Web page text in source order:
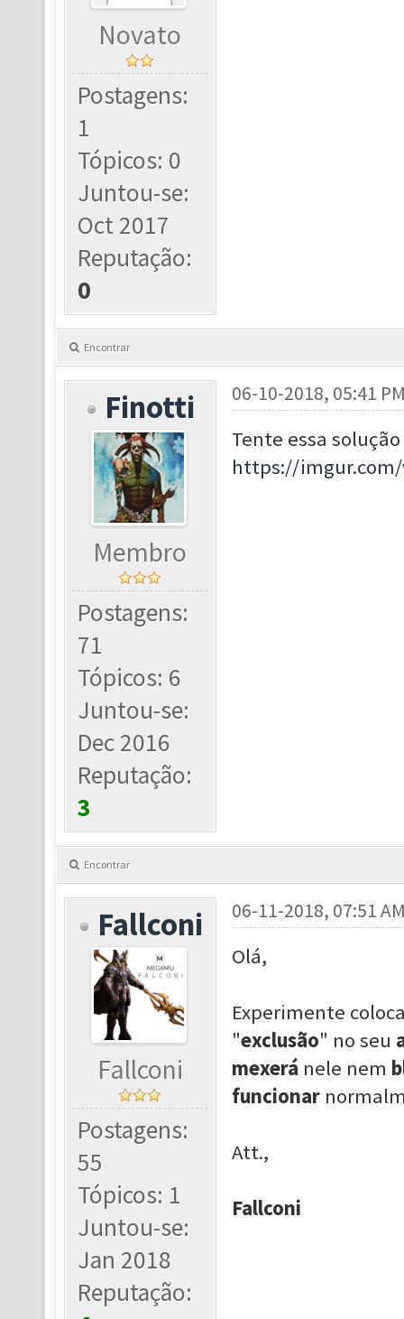
Novato
Postagens:
1
Tópicos: 0
Juntou-se:
Oct 2017
Reputação:
0
Encontrar
Finotti
Membro
Postagens:
71
Tópicos: 6
Juntou-se:
Dec 2016
Reputação:
3
06-10-2018, 05:41
Tente essa
https://imgur.com/
Encontrar
Fallconi
Fallconi
Postagens:
55
Tópicos: 1
Juntou-se:
Jan 2018
Reputação:
06-11-2018, 07:51
Olá,
Experimente
"exclusão" no seu
mexerá nele nem
funcionar
Att.,
Fallconi